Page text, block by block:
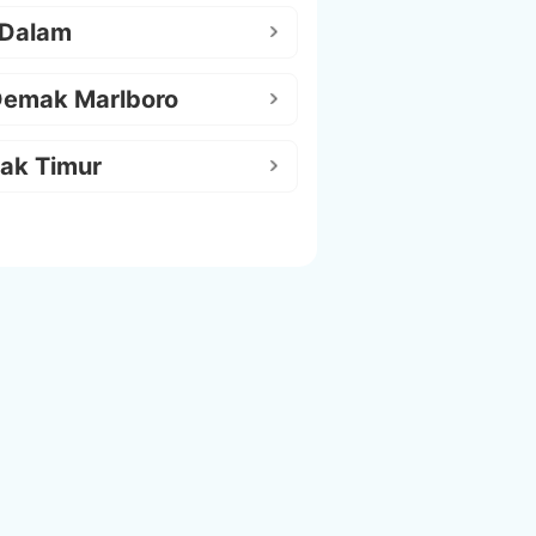
Marlboro
Timur